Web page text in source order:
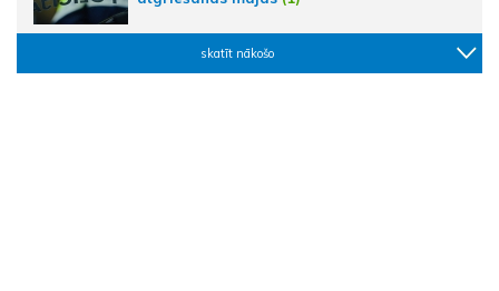
skatīt nākošo